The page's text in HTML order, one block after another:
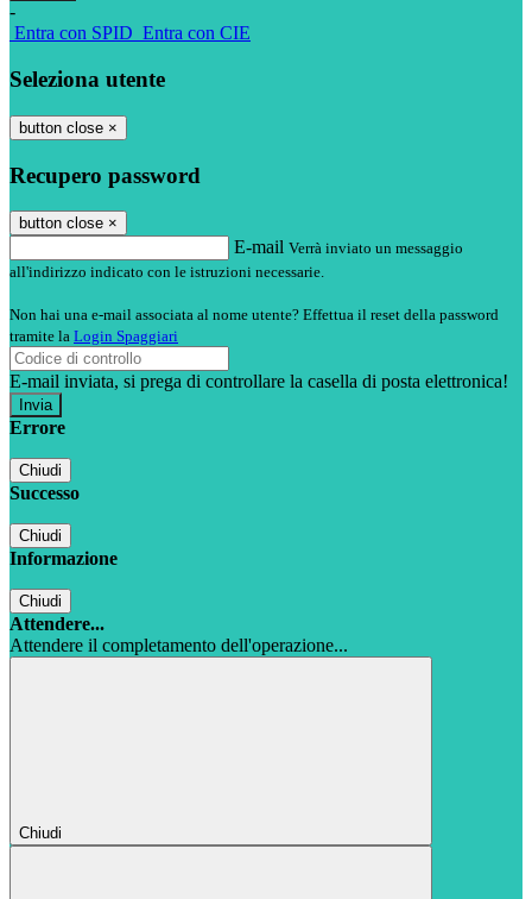
-
Entra con SPID Entra con CIE
Seleziona utente
button close ×
Recupero password
button close ×
E-mail Verrà inviato un messaggio
all'indirizzo indicato con le istruzioni necessarie.
Non hai una e-mail associata al nome utente? Effettua il reset della password
tramite la Login Spaggiari
E-mail inviata, si prega di controllare la casella di posta elettronica!
Errore
Chiudi
Successo
Chiudi
Informazione
Chiudi
Attendere...
Attendere il completamento dell'operazione...
Chiudi